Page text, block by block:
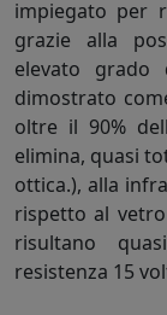
impiegato per
grazie alla
elevato grado
dimostrato
oltre il 90%
elimina, quasi
ottica.), alla
rispetto al
risultano
resistenza 15